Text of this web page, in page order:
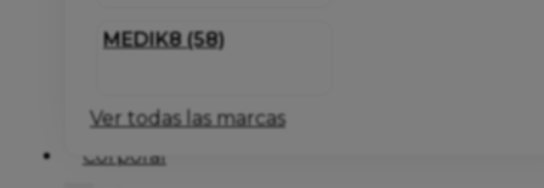
MEDIK8 (58)
Ver todas las marcas
Corporal